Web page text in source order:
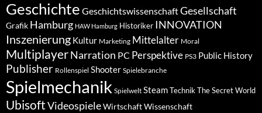
Geschichte GeschichtswissenschaftGesellschaft
Grafik Hamburg HAW Hamburg Historiker INNOVATION
Inszenierung Kultur Marketing Mittelalter Moral
MultiplayerNarration PC Perspektive PS3 Public History
Publisher Rollenspiel Shooter Spielebranche
Spielmechanik Spielwelt Steam Technik The Secret World
UbisoftVideospieleWirtschaftWissenschaft